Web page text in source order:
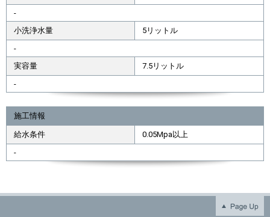
-
小洗浄水量
5リットル
-
実容量
7.5リットル
-
施工情報
給水条件
0.05Mpa以上
-